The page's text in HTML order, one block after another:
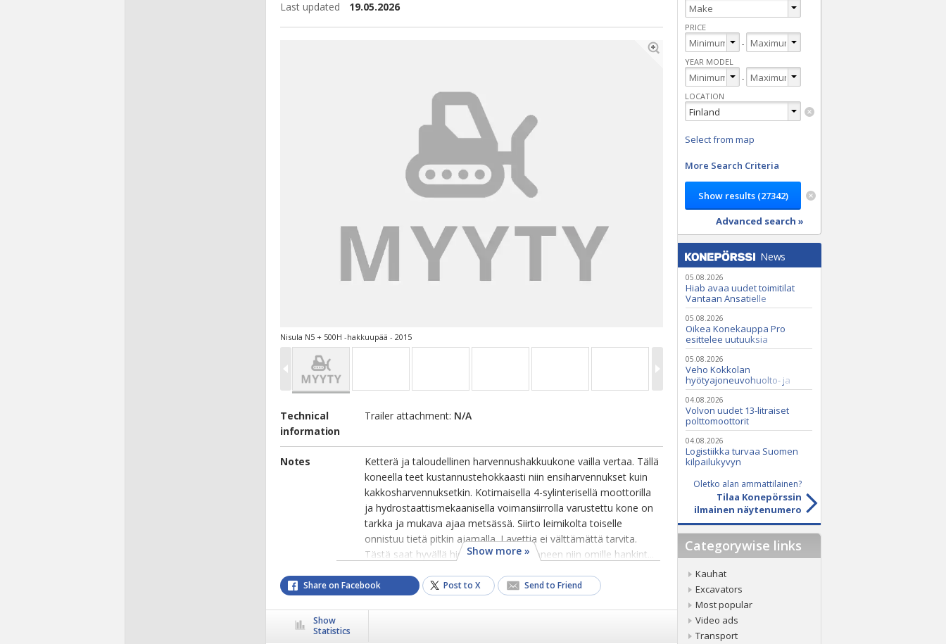
Last updated 19.05.2026
Nisula N5 + 500H -hakkuupää - 2015
Technical
information
Trailer attachment: N/A
Notes
Ketterä ja taloudellinen harvennushakkuukone vailla vertaa. Tällä
koneella teet kustannustehokkaasti niin ensiharvennukset kuin
kakkosharvennuksetkin. Kotimaisella 4-sylinterisellä moottorilla
ja hydrostaattismekaanisella voimansiirrolla varustettu kone on
tarkka ja mukava ajaa metsässä. Siirto leimikolta toiselle
onnistuu tietä pitkin ajamalla. Lavettia ei välttämättä tarvita.
Tästä saat hyvällä historialla olevan koneen niin omille hankint...
Show more »
Share on Facebook Post to X Send to Friend
Show
Statistics
PRICE
-
YEAR MODEL
-
LOCATION
Select from map
More Search Criteria
Advanced search »
News
05.08.2026
Hiab avaa uudet toimitilat
Vantaan Ansatielle
05.08.2026
Oikea Konekauppa Pro
esittelee uutuuksia
ammattikäyttöön
05.08.2026
Veho Kokkolan
hyötyajoneuvohuolto- ja
varaosatoiminnot Q2 Service
Oy:lle lokakuussa
04.08.2026
Volvon uudet 13-litraiset
polttomoottorit
04.08.2026
Logistiikka turvaa Suomen
kilpailukyvyn
Oletko alan ammattilainen?
Tilaa Konepörssin
ilmainen näytenumero
Categorywise links
Kauhat
Excavators
Most popular
Video ads
Transport